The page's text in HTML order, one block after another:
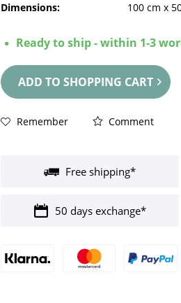
Dimensions:
100 cm x
Ready to ship - within 1-3
ADD TO SHOPPING CART
Remember Comment
Free shipping*
50 days exchange*